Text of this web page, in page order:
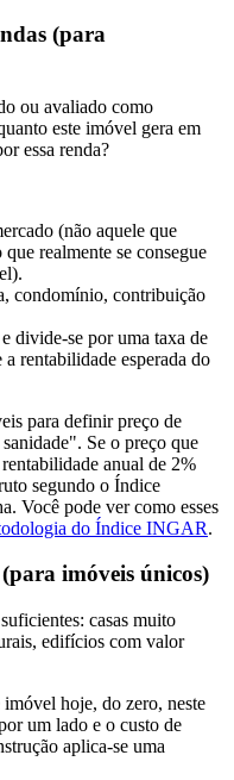
(para
ou avaliado como
este imóvel gera em
essa renda?
(não aquele que
realmente se consegue
condomínio, contribuição
divide-se por uma taxa de
rentabilidade esperada do
para definir preço de
Se o preço que
anual de 2%
segundo o Índice
Você pode ver como esses
do Índice INGAR.
imóveis únicos)
casas muito
edifícios com valor
hoje, do zero, neste
um lado e o custo de
aplica-se uma